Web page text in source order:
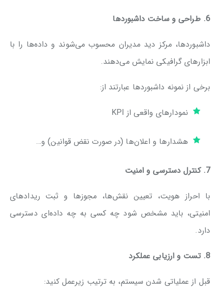
6. طراحی و ساخت داشبوردها
داشبوردها، مرکز دید مدیران محسوب می‌شوند و داده‌ها را با
ابزارهای گرافیکی نمایش می‌دهند.
برخی از نمونه داشبوردها عبارتند از:
نمودارهای واقعی از KPI
هشدارها و اعلان‌ها (در صورت نقض قوانین) و…
7. کنترل دسترسی و امنیت
با احراز هویت، تعیین نقش‌ها، مجوزها و ثبت ریدادهای
امنیتی، باید مشخص شود چه کسی به چه داده‌ای دسترسی
دارد.
8. تست و ارزیابی عملکرد
قبل از عملیاتی شدن سیستم، به ترتیب زیرعمل کنید: